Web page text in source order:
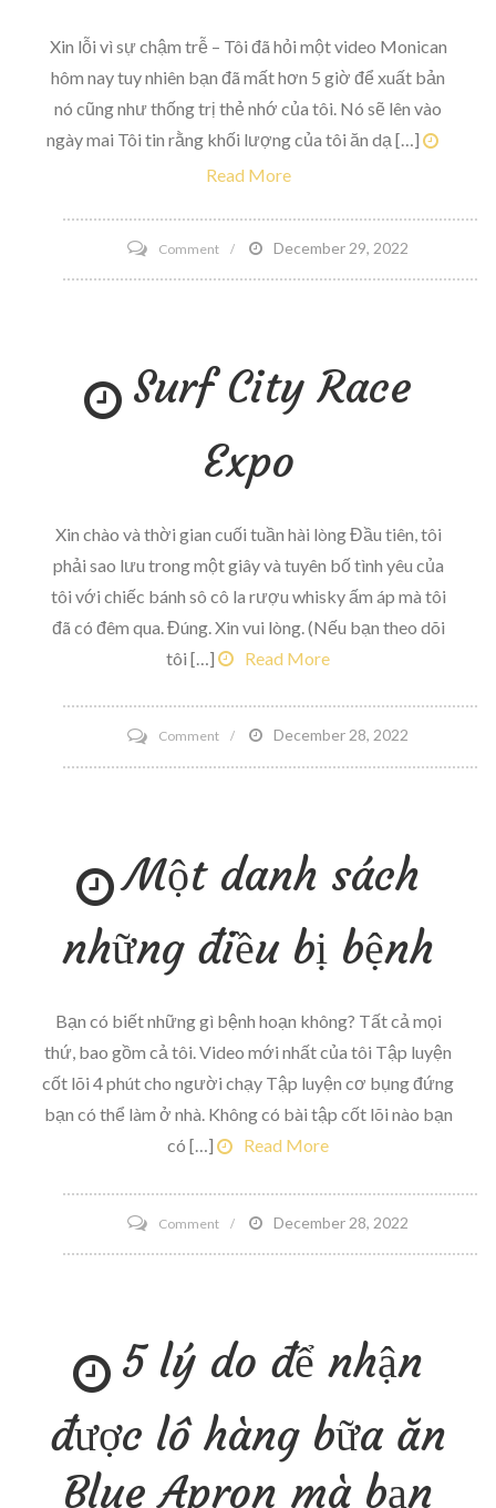
họa
và
potties
squatty
không
tệ
lắm
tôi
đây
Xin lỗi vì sự chậm trễ – Tôi đã hỏi một video Monican
hôm nay tuy nhiên bạn đã mất hơn 5 giờ để xuất bản
nó cũng như thống trị thẻ nhớ của tôi. Nó sẽ lên vào
ngày mai Tôi tin rằng khối lượng của tôi ăn dạ […]
Read More
Commenton
Ba
thứ
năm
December 29, 2022
Surf City Race
Expo
Xin chào và thời gian cuối tuần hài lòng Đầu tiên, tôi
phải sao lưu trong một giây và tuyên bố tình yêu của
tôi với chiếc bánh sô cô la rượu whisky ấm áp mà tôi
đã có đêm qua. Đúng. Xin vui lòng. (Nếu bạn theo dõi
tôi […]
Read More
Commenton
Surf
Expo
December 28, 2022
Một danh sách
những điều bị bệnh
Bạn có biết những gì bệnh hoạn không? Tất cả mọi
thứ, bao gồm cả tôi. Video mới nhất của tôi Tập luyện
cốt lõi 4 phút cho người chạy Tập luyện cơ bụng đứng
bạn có thể làm ở nhà. Không có bài tập cốt lõi nào bạn
có […]
Read More
Commenton
Một
những
điều
bệnh
December 28, 2022
5 lý do để nhận
được lô hàng bữa ăn
Blue Apron mà bạn